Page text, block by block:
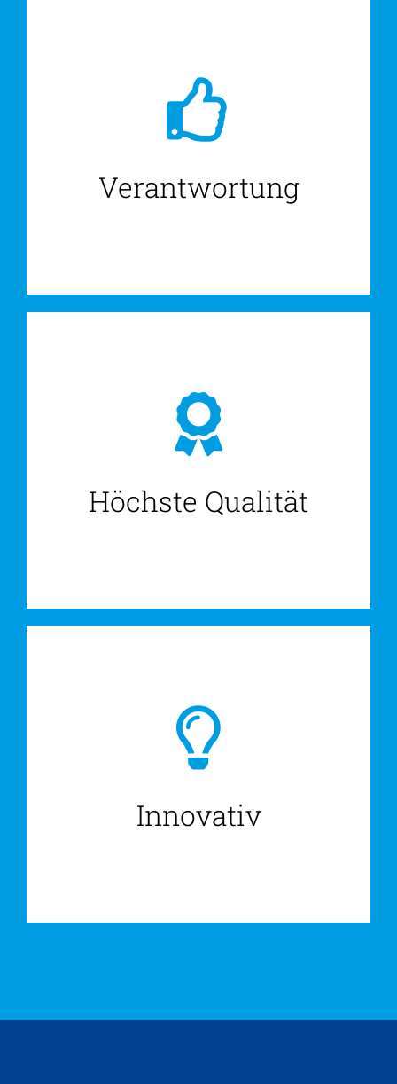
Verantwortung
Höchste Qualität
Innovativ